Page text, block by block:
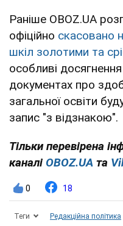
Раніше OBOZ.UA
офіційно скасовано
шкіл золотими та
особливі
документах про
загальної освіти
запис "з відзнакою".
Тільки перевірена
каналі OBOZ.UA та
0 18
Теги Редакційна політика